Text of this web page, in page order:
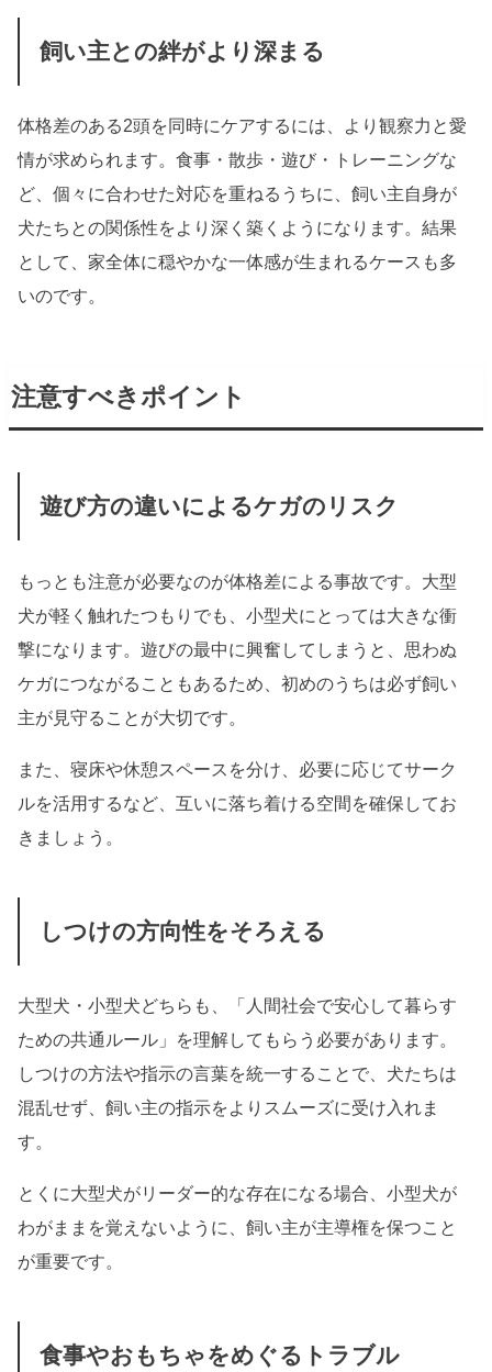
飼い主との絆がより深まる
体格差のある2頭を同時にケアするには、より観察力と愛
情が求められます。食事・散歩・遊び・トレーニングな
ど、個々に合わせた対応を重ねるうちに、飼い主自身が
犬たちとの関係性をより深く築くようになります。結果
として、家全体に穏やかな一体感が生まれるケースも多
いのです。
注意すべきポイント
遊び方の違いによるケガのリスク
もっとも注意が必要なのが体格差による事故です。大型
犬が軽く触れたつもりでも、小型犬にとっては大きな衝
撃になります。遊びの最中に興奮してしまうと、思わぬ
ケガにつながることもあるため、初めのうちは必ず飼い
主が見守ることが大切です。
また、寝床や休憩スペースを分け、必要に応じてサーク
ルを活用するなど、互いに落ち着ける空間を確保してお
きましょう。
しつけの方向性をそろえる
大型犬・小型犬どちらも、「人間社会で安心して暮らす
ための共通ルール」を理解してもらう必要があります。
しつけの方法や指示の言葉を統一することで、犬たちは
混乱せず、飼い主の指示をよりスムーズに受け入れま
す。
とくに大型犬がリーダー的な存在になる場合、小型犬が
わがままを覚えないように、飼い主が主導権を保つこと
が重要です。
食事やおもちゃをめぐるトラブル